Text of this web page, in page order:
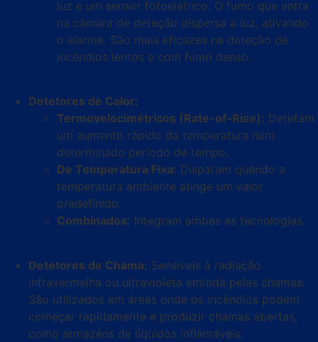
luz e um sensor fotoelétrico. O fumo que entra
na câmara de deteção dispersa a luz, ativando
o alarme. São mais eficazes na deteção de
incêndios lentos e com fumo denso.
Detetores de Calor:
Termovelocimétricos (Rate-of-Rise): Detetam
um aumento rápido da temperatura num
determinado período de tempo.
De Temperatura Fixa: Disparam quando a
temperatura ambiente atinge um valor
predefinido.
Combinados: Integram ambas as tecnologias.
Detetores de Chama: Sensíveis à radiação
infravermelha ou ultravioleta emitida pelas chamas.
São utilizados em áreas onde os incêndios podem
começar rapidamente e produzir chamas abertas,
como armazéns de líquidos inflamáveis.